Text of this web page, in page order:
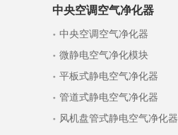
中央空调空气净化器
中央空调空气净化器
微静电空气净化模块
平板式静电空气净化器
管道式静电空气净化器
风机盘管式静电空气净化器